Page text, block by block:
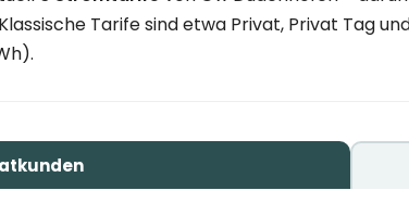
Tarife sind etwa Privat, Privat Tag